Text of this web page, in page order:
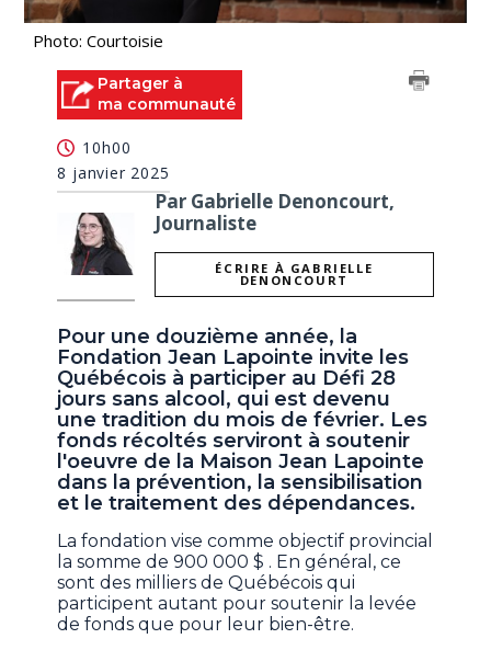
Photo: Courtoisie
Partager à
ma communauté
10h00
8 janvier 2025
Par Gabrielle Denoncourt,
Journaliste
ÉCRIRE À GABRIELLE
DENONCOURT
Pour une douzième année, la
Fondation Jean Lapointe invite les
Québécois à participer au Défi 28
jours sans alcool, qui est devenu
une tradition du mois de février. Les
fonds récoltés serviront à soutenir
l'oeuvre de la Maison Jean Lapointe
dans la prévention, la sensibilisation
et le traitement des dépendances.
La fondation vise comme objectif provincial
la somme de 900 000 $ . En général, ce
sont des milliers de Québécois qui
participent autant pour soutenir la levée
de fonds que pour leur bien-être.